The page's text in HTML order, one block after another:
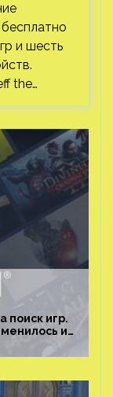
и шесть
the…
поиск игр.
и